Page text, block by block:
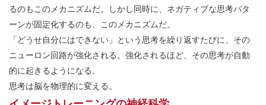
るのもこのメカニズムだ。しかし同時に、ネガティブな思考パタ
ーンが固定化するのも、このメカニズムだ。
「どうせ自分にはできない」という思考を繰り返すたびに、その
ニューロン回路が強化される。強化されるほど、その思考が自動
的に起きるようになる。
思考は脳を物理的に変える。